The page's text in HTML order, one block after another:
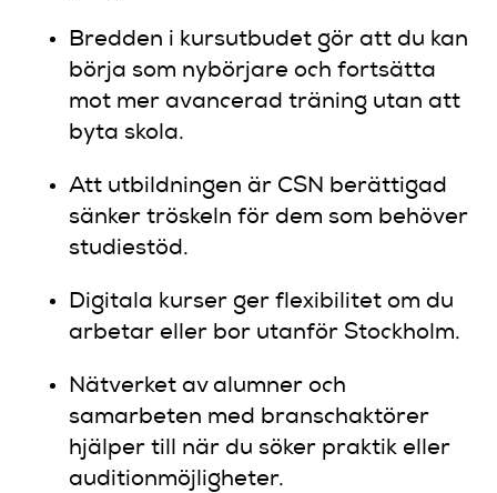
Bredden i kursutbudet gör att du kan
börja som nybörjare och fortsätta
mot mer avancerad träning utan att
byta skola.
Att utbildningen är CSN berättigad
sänker tröskeln för dem som behöver
studiestöd.
Digitala kurser ger flexibilitet om du
arbetar eller bor utanför Stockholm.
Nätverket av alumner och
samarbeten med branschaktörer
hjälper till när du söker praktik eller
auditionmöjligheter.